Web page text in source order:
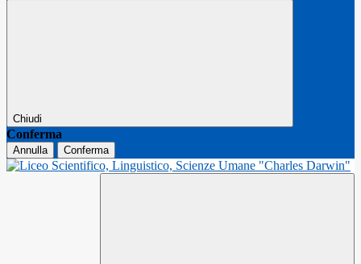
Chiudi
Conferma
Annulla Conferma